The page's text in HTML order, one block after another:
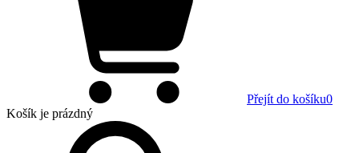
Přejít do košíku0
Košík je prázdný